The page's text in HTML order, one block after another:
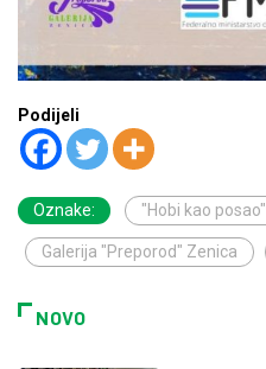
Podijeli
Oznake: "Hobi kao posao"
Galerija "Preporod" Zenica
NOVO